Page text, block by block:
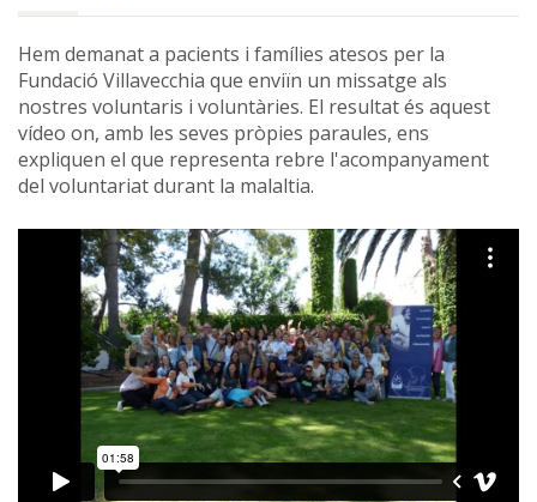
Hem demanat a pacients i famílies atesos per la
Fundació Villavecchia que enviïn un missatge als
nostres voluntaris i voluntàries. El resultat és aquest
vídeo on, amb les seves pròpies paraules, ens
expliquen el que representa rebre l'acompanyament
del voluntariat durant la malaltia.